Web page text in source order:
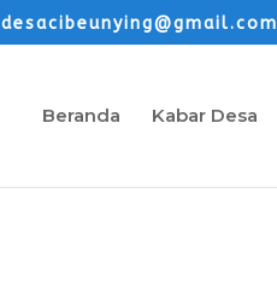
desacibeunying@gmail.com
Beranda Kabar Desa